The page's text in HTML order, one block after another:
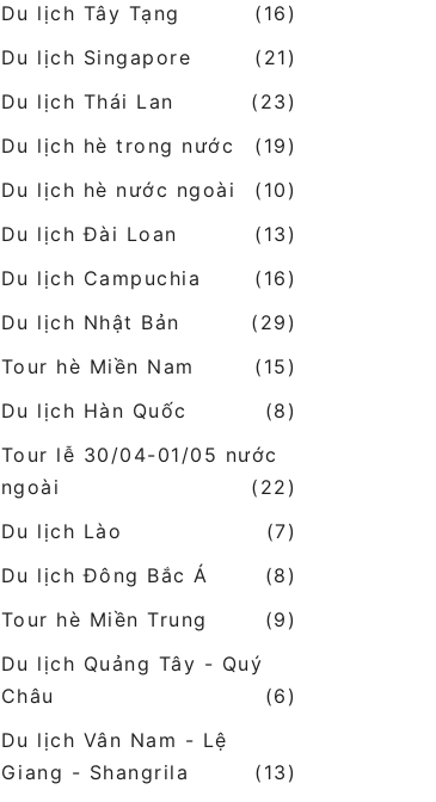
Du lịch Tây Tạng
(16)
Du lịch Singapore
(21)
Du lịch Thái Lan
(23)
Du lịch hè trong nước
(19)
Du lịch hè nước ngoài
(10)
Du lịch Đài Loan
(13)
Du lịch Campuchia
(16)
Du lịch Nhật Bản
(29)
Tour hè Miền Nam
(15)
Du lịch Hàn Quốc
(8)
Tour lễ 30/04-01/05 nước
ngoài
(22)
Du lịch Lào
(7)
Du lịch Đông Bắc Á
(8)
Tour hè Miền Trung
(9)
Du lịch Quảng Tây - Quý
Châu
(6)
Du lịch Vân Nam - Lệ
Giang - Shangrila
(13)